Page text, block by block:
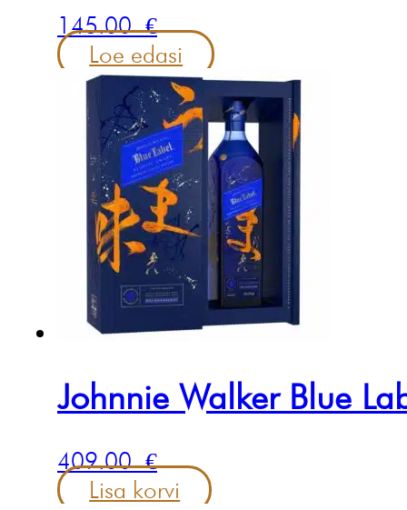
145.00€
Loe edasi
Johnnie Walker Blue
409.00€
Lisa korvi